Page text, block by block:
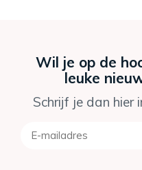
Wil je op de
leuke
Schrijf je dan hier